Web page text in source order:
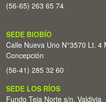
(56-65) 263 65 74
SEDE BIOBÍO
Calle Nueva Uno N°3570 Lt.
Concepción
(56-41) 285 32 60
SEDE LOS RÍOS
Fundo Teja Norte s/n. Valdivia